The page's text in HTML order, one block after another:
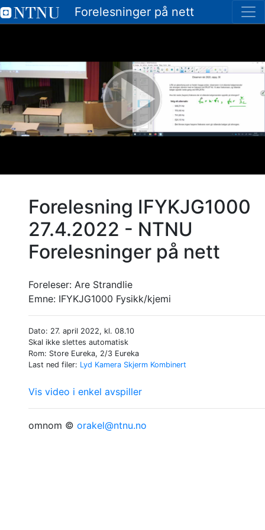
Forelesninger på nett
Forelesning IFYKJG1000
27.4.2022 - NTNU
Forelesninger på nett
Foreleser: Are Strandlie
Emne: IFYKJG1000 Fysikk/kjemi
Dato: 27. april 2022, kl. 08.10
Skal ikke slettes automatisk
Rom: Store Eureka, 2/3 Eureka
Last ned filer: Lyd Kamera Skjerm Kombinert
Vis video i enkel avspiller
omnom © orakel@ntnu.no